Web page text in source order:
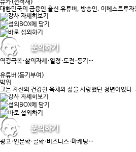
슈카(전석재)
대한민국의 금융인 출신 유튜버, 방송인. 이베스트투
역경극복·삶의자세·열정·도전·동기…
유튜버(동기부여)
박위
그는 자신의 건강한 육체와 삶을 사랑했던 청년이었
광고·인문학·철학·비즈니스·마케팅…